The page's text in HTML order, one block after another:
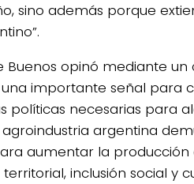
sino además porque
Buenos opinó mediante un
importante señal para
políticas necesarias para
argentina
aumentar la producción
inclusión social y